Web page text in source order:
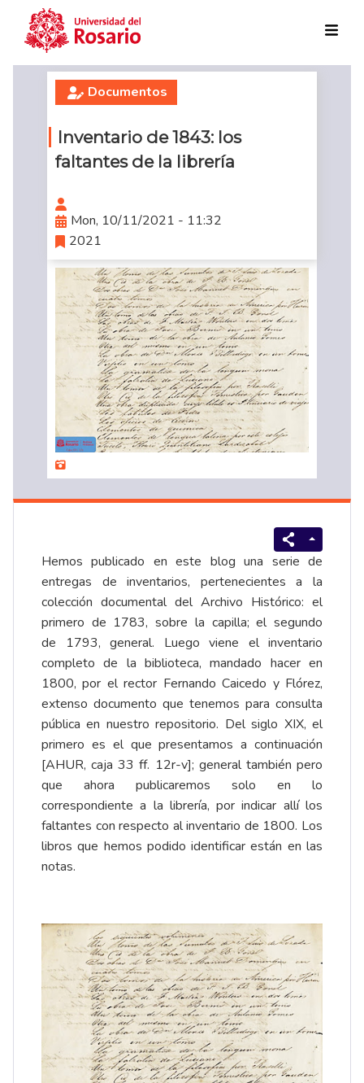
Skip to main content
Documentos
Inventario de 1843: los
faltantes de la librería
Mon, 10/11/2021 - 11:32
2021
Hemos publicado en este blog una serie de
entregas de inventarios, pertenecientes a la
colección documental del Archivo Histórico: el
primero de 1783, sobre la capilla; el segundo
de
1793, general. Luego viene el inventario
completo de la biblioteca, mandado hacer en
1800, por el rector Fernando Caicedo y Flórez,
extenso documento que tenemos para consulta
pública en nuestro repositorio. Del siglo XIX, el
primero es el que presentamos a continuación
[AHUR, caja 33 ff. 12r-v]; general también pero
que ahora publicaremos solo en lo
correspondiente a la librería, por indicar allí los
faltantes con respecto al inventario de 1800. Los
libros que hemos podido identificar están en las
notas.